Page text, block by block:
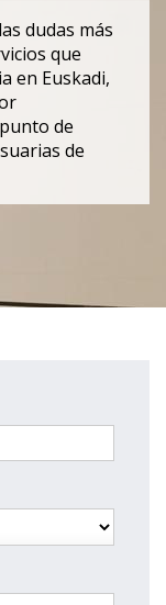
dudas más
que
en Euskadi,
de
de